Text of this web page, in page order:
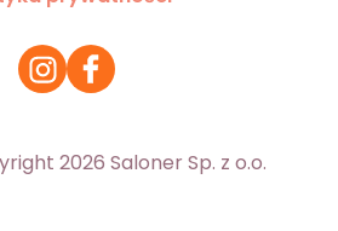
2026 Saloner Sp. z o.o.